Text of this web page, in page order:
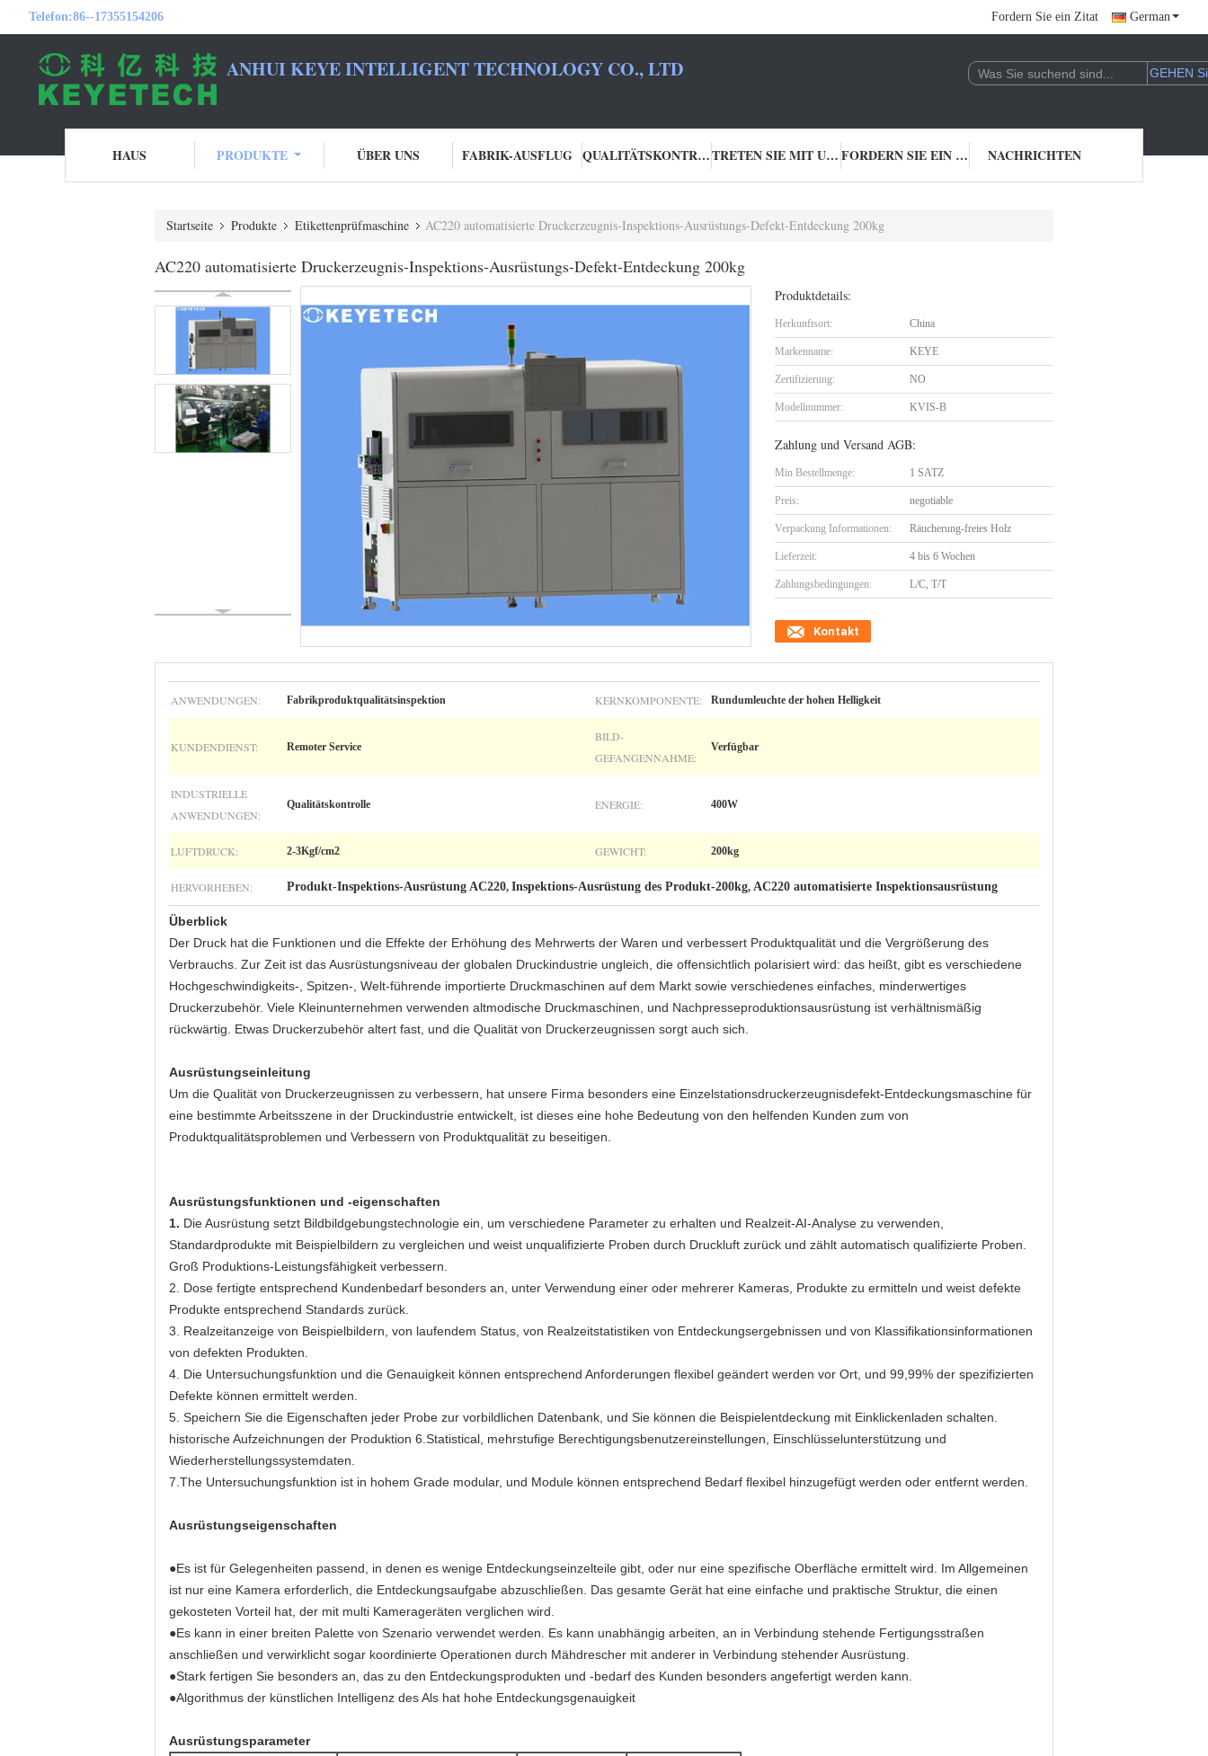
Telefon:86--17355154206 Fordern Sie ein Zitat German
ANHUI KEYE INTELLIGENT TECHNOLOGY CO., LTD
HAUS PRODUKTE ÜBER UNS FABRIK-AUSFLUG QUALITÄTSKONTROLLE TRETEN SIE MIT UNS IN VERBINDUNG FORDERN SIE EIN ZITAT NACHRICHTEN
Startseite Produkte Etikettenprüfmaschine AC220 automatisierte Druckerzeugnis-Inspektions-Ausrüstungs-Defekt-Entdeckung 200kg
AC220 automatisierte Druckerzeugnis-Inspektions-Ausrüstungs-Defekt-Entdeckung 200kg
Produktdetails:
Herkunftsort: China
Markenname: KEYE
Zertifizierung: NO
Modellnummer: KVIS-B
Zahlung und Versand AGB:
Min Bestellmenge: 1 SATZ
Preis: negotiable
Verpackung Informationen: Räucherung-freies Holz
Lieferzeit: 4 bis 6 Wochen
Zahlungsbedingungen: L/C, T/T
Kontakt
ANWENDUNGEN: Fabrikproduktqualitätsinspektion KERNKOMPONENTE: Rundumleuchte der hohen Helligkeit
KUNDENDIENST: Remoter Service
BILD-
GEFANGENNAHME:
Verfügbar
INDUSTRIELLE
ANWENDUNGEN:
Qualitätskontrolle ENERGIE: 400W
LUFTDRUCK: 2-3Kgf/cm2 GEWICHT: 200kg
HERVORHEBEN: Produkt-Inspektions-Ausrüstung AC220, Inspektions-Ausrüstung des Produkt-200kg, AC220 automatisierte Inspektionsausrüstung
Überblick
Der Druck hat die Funktionen und die Effekte der Erhöhung des Mehrwerts der Waren und verbessert Produktqualität und die Vergrößerung des
Verbrauchs. Zur Zeit ist das Ausrüstungsniveau der globalen Druckindustrie ungleich, die offensichtlich polarisiert wird: das heißt, gibt es verschiedene
Hochgeschwindigkeits-, Spitzen-, Welt-führende importierte Druckmaschinen auf dem Markt sowie verschiedenes einfaches, minderwertiges
Druckerzubehör. Viele Kleinunternehmen verwenden altmodische Druckmaschinen, und Nachpresseproduktionsausrüstung ist verhältnismäßig
rückwärtig. Etwas Druckerzubehör altert fast, und die Qualität von Druckerzeugnissen sorgt auch sich.
Ausrüstungseinleitung
Um die Qualität von Druckerzeugnissen zu verbessern, hat unsere Firma besonders eine Einzelstationsdruckerzeugnisdefekt-Entdeckungsmaschine für
eine bestimmte Arbeitsszene in der Druckindustrie entwickelt, ist dieses eine hohe Bedeutung von den helfenden Kunden zum von
Produktqualitätsproblemen und Verbessern von Produktqualität zu beseitigen.
Ausrüstungsfunktionen und -eigenschaften
1. Die Ausrüstung setzt Bildbildgebungstechnologie ein, um verschiedene Parameter zu erhalten und Realzeit-AI-Analyse zu verwenden,
Standardprodukte mit Beispielbildern zu vergleichen und weist unqualifizierte Proben durch Druckluft zurück und zählt automatisch qualifizierte Proben.
Groß Produktions-Leistungsfähigkeit verbessern.
2. Dose fertigte entsprechend Kundenbedarf besonders an, unter Verwendung einer oder mehrerer Kameras, Produkte zu ermitteln und weist defekte
Produkte entsprechend Standards zurück.
3. Realzeitanzeige von Beispielbildern, von laufendem Status, von Realzeitstatistiken von Entdeckungsergebnissen und von Klassifikationsinformationen
von defekten Produkten.
4. Die Untersuchungsfunktion und die Genauigkeit können entsprechend Anforderungen flexibel geändert werden vor Ort, und 99,99% der spezifizierten
Defekte können ermittelt werden.
5. Speichern Sie die Eigenschaften jeder Probe zur vorbildlichen Datenbank, und Sie können die Beispielentdeckung mit Einklickenladen schalten.
historische Aufzeichnungen der Produktion 6.Statistical, mehrstufige Berechtigungsbenutzereinstellungen, Einschlüsselunterstützung und
Wiederherstellungssystemdaten.
7.The Untersuchungsfunktion ist in hohem Grade modular, und Module können entsprechend Bedarf flexibel hinzugefügt werden oder entfernt werden.
Ausrüstungseigenschaften
●Es ist für Gelegenheiten passend, in denen es wenige Entdeckungseinzelteile gibt, oder nur eine spezifische Oberfläche ermittelt wird. Im Allgemeinen
ist nur eine Kamera erforderlich, die Entdeckungsaufgabe abzuschließen. Das gesamte Gerät hat eine einfache und praktische Struktur, die einen
gekosteten Vorteil hat, der mit multi Kamerageräten verglichen wird.
●Es kann in einer breiten Palette von Szenario verwendet werden. Es kann unabhängig arbeiten, an in Verbindung stehende Fertigungsstraßen
anschließen und verwirklicht sogar koordinierte Operationen durch Mähdrescher mit anderer in Verbindung stehender Ausrüstung.
●Stark fertigen Sie besonders an, das zu den Entdeckungsprodukten und -bedarf des Kunden besonders angefertigt werden kann.
●Algorithmus der künstlichen Intelligenz des Als hat hohe Entdeckungsgenauigkeit
Ausrüstungsparameter